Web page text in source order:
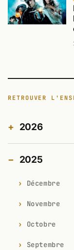
RETROUVER
2026
2025
Décembre
Novembre
Octobre
Septembre